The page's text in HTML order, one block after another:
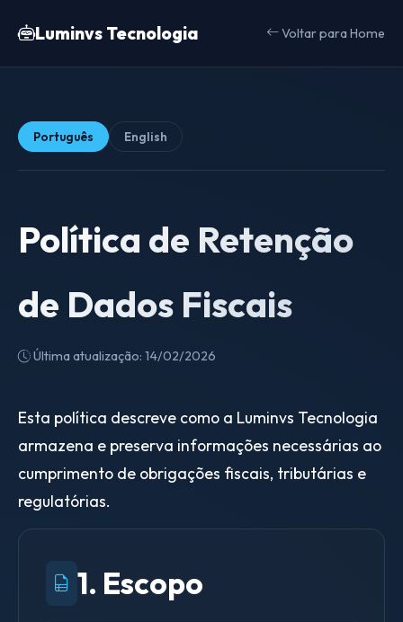
Luminvs Tecnologia Voltar para Home
Português English
Política de Retenção
de Dados Fiscais
Última atualização: 14/02/2026
Esta política descreve como a Luminvs Tecnologia
armazena e preserva informações necessárias ao
cumprimento de obrigações fiscais, tributárias e
regulatórias.
1. Escopo